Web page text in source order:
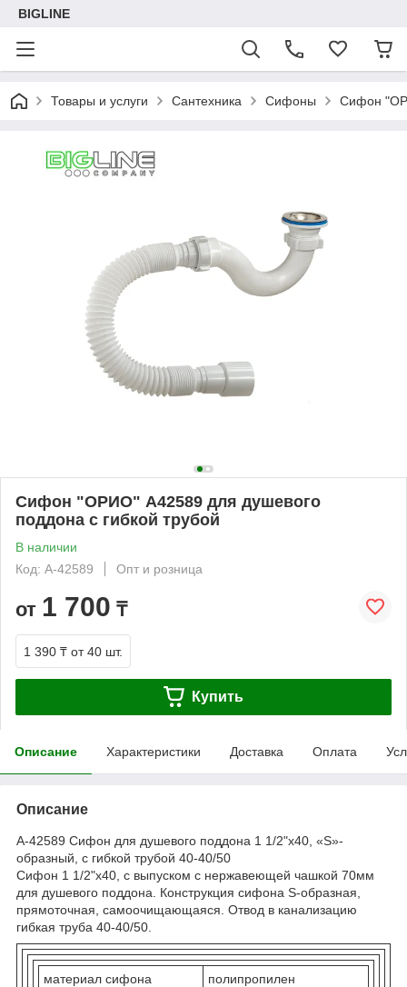
BIGLINE
Товары и услуги Сантехника Сифоны Сифон
Сифон "ОРИО" А42589 для душевого
поддона с гибкой трубой
В наличии
Код: А-42589
Опт и розница
от 1 700 ₸
1 390 ₸ от 40 шт.
Купить
Описание Характеристики Доставка Оплата
Описание
А-42589 Сифон для душевого поддона 1 1/2"х40, «S»-
образный, с гибкой трубой 40-40/50
Сифон 1 1/2"х40, с выпуском с нержавеющей чашкой 70мм
для душевого поддона. Конструкция сифона S-образная,
прямоточная, самоочищающаяся. Отвод в канализацию
гибкая труба 40-40/50.
материал сифона
полипропилен